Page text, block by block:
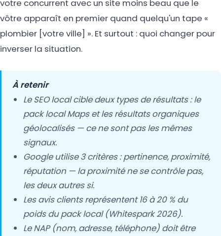
votre concurrent avec un site moins beau que le
vôtre apparaît en premier quand quelqu'un tape «
plombier [votre ville] ». Et surtout : quoi changer pour
inverser la situation.
À retenir
Le SEO local cible deux types de résultats : le
pack local Maps et les résultats organiques
géolocalisés — ce ne sont pas les mêmes
signaux.
Google utilise 3 critères : pertinence, proximité,
réputation — la proximité ne se contrôle pas,
les deux autres si.
Les avis clients représentent 16 à 20 % du
poids du pack local (Whitespark 2026).
Le NAP (nom, adresse, téléphone) doit être